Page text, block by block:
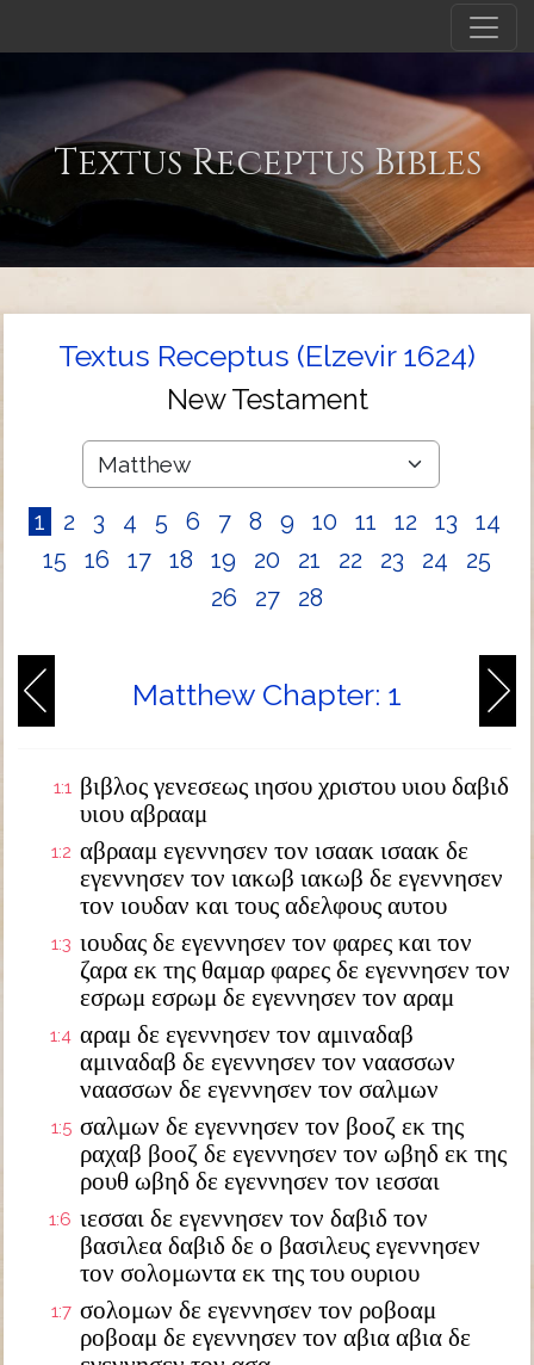
Textus Receptus Bibles
Textus Receptus (Elzevir 1624)
New Testament
1 2 3 4 5 6 7 8 9 10 11 12 13
14
15
16 17 18 19 20 21 22 23 24
25
26
27 28
Matthew Chapter: 1
1:1 βιβλος γενεσεως ιησου χριστου υιου δαβιδ
υιου αβρααμ
1:2 αβρααμ εγεννησεν τον ισαακ ισαακ δε
εγεννησεν τον ιακωβ ιακωβ δε εγεννησεν
τον ιουδαν και τους αδελφους αυτου
1:3 ιουδας δε εγεννησεν τον φαρες και τον
ζαρα εκ της θαμαρ φαρες δε εγεννησεν τον
εσρωμ εσρωμ δε εγεννησεν τον αραμ
1:4 αραμ δε εγεννησεν τον αμιναδαβ
αμιναδαβ δε εγεννησεν τον ναασσων
ναασσων δε εγεννησεν τον σαλμων
1:5 σαλμων δε εγεννησεν τον βοοζ εκ της
ραχαβ βοοζ δε εγεννησεν τον ωβηδ εκ της
ρουθ ωβηδ δε εγεννησεν τον ιεσσαι
1:6 ιεσσαι δε εγεννησεν τον δαβιδ τον
βασιλεα δαβιδ δε ο βασιλευς εγεννησεν
τον σολομωντα εκ της του ουριου
1:7 σολομων δε εγεννησεν τον ροβοαμ
ροβοαμ δε εγεννησεν τον αβια αβια δε